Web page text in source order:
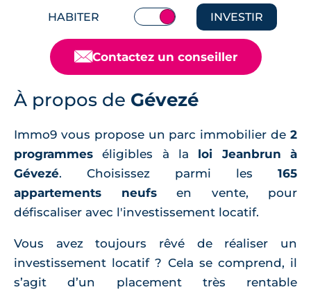
HABITER INVESTIR
📧Contactez un conseiller
À propos de Gévezé
Immo9 vous propose un parc immobilier de 2
programmes éligibles à la loi Jeanbrun à
Gévezé. Choisissez parmi les 165
appartements neufsen vente, pour
défiscaliser avec l'investissement locatif.
Vous avez toujours rêvé de réaliser un
investissement locatif ? Cela se comprend, il
s’agit d’un placement très rentable